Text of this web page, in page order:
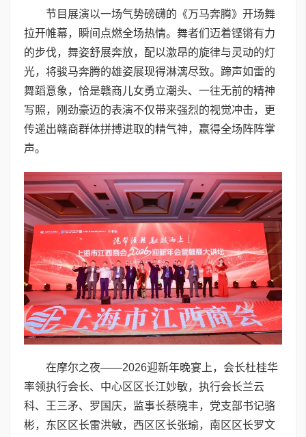
节目展演以一场气势磅礴的《万马奔腾》开场舞
拉开帷幕，瞬间点燃全场热情。舞者们迈着铿锵有力
的步伐，舞姿舒展奔放，配以激昂的旋律与灵动的灯
光，将骏马奔腾的雄姿展现得淋漓尽致。蹄声如雷的
舞蹈意象，恰是赣商儿女勇立潮头、一往无前的精神
写照，刚劲豪迈的表演不仅带来强烈的视觉冲击，更
传递出赣商群体拼搏进取的精气神，赢得全场阵阵掌
声。
在摩尔之夜——2026迎新年晚宴上，会长杜桂华
率领执行会长、中心区区长江妙敏，执行会长兰云
科、王三矛、罗国庆，监事长蔡晓丰，党支部书记骆
彬，东区区长雷洪敏，西区区长张瑜，南区区长罗文